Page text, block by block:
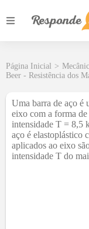
Página Inicial >
Beer - Resistência dos
Uma barra de aço é
eixo com a forma
intensidade T = 8,5
aço é elastoplástico
aplicados ao eixo
intensidade T do